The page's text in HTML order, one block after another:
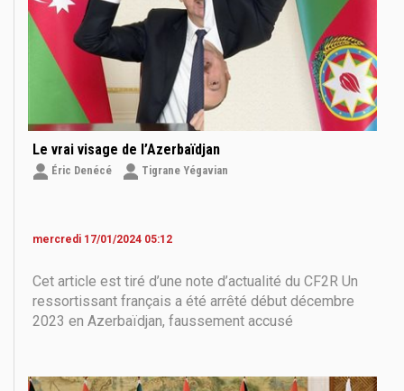
Le vrai visage de l’Azerbaïdjan
Éric Denécé Tigrane Yégavian
mercredi 17/01/2024 05:12
Cet article est tiré d’une note d’actualité du CF2R Un
ressortissant français a été arrêté début décembre
2023 en Azerbaïdjan, faussement accusé
autre âge, que l’on croyait révolue depuis la fin de